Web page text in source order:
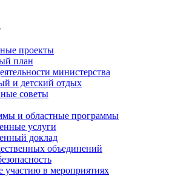
проекты
план
министерства
и детский отдых
советы
и областные программы
услуги
доклад
объединений
участию в мероприятиях